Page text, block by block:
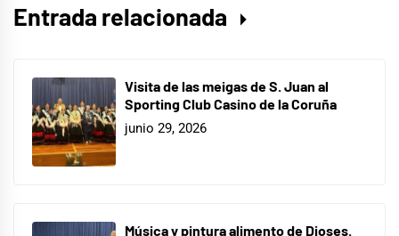
Entrada relacionada
Visita de las meigas de S. Juan al
Sporting Club Casino de la Coruña
junio 29, 2026
Música y pintura alimento de Dioses.